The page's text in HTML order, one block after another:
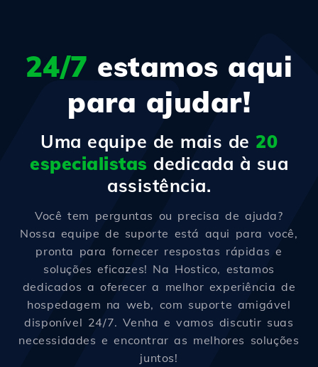
24/7 estamos aqui
para ajudar!
Uma equipe de mais de 20
especialistas dedicada à sua
assistência.
Você tem perguntas ou precisa de ajuda?
Nossa equipe de suporte está aqui para você,
pronta para fornecer respostas rápidas e
soluções eficazes! Na Hostico, estamos
dedicados a oferecer a melhor experiência de
hospedagem na web, com suporte amigável
disponível 24/7. Venha e vamos discutir suas
necessidades e encontrar as melhores soluções
juntos!